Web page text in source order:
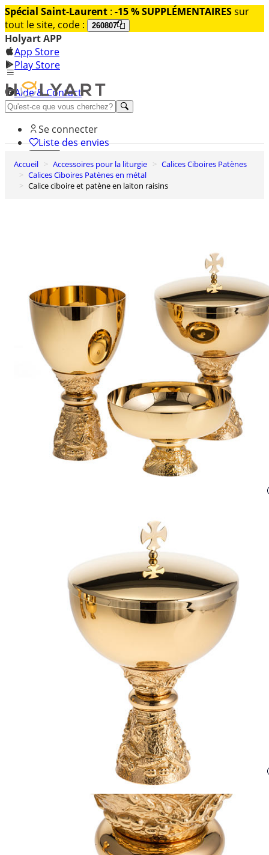
Spécial Saint-Laurent : -15 % SUPPLÉMENTAIRESsur
tout le site, code :
260807
Holyart APP
App Store
Play Store
Aide & Contact
Découvrez Premium
Se connecter
Liste des envies
0
Panier
Accueil Accessoires pour la liturgie
Calices Ciboires Patènes
Calices Ciboires Patènes en métal
Calice ciboire et patène en laiton raisins